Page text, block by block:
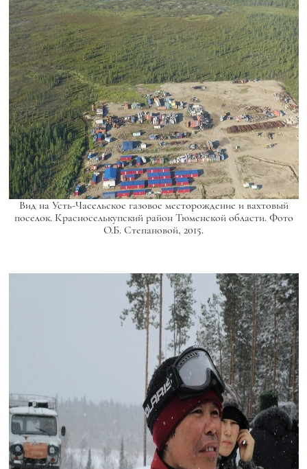
Вид на Усть-Часельское газовое месторождение и вахтовый
поселок. Красноселькупский район Тюменской области. Фото
О.Б. Степановой, 2015.